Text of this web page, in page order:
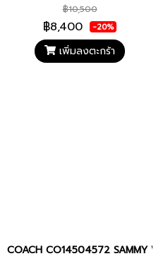
฿10,500
฿8,400 -20%
เพิ่มลงตะกร้า
COACH CO14504572